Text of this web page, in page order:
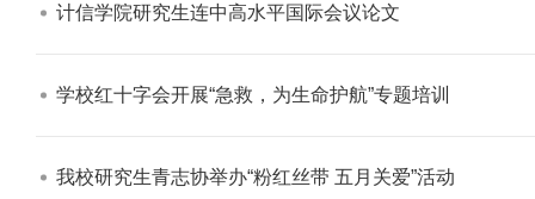
计信学院研究生连中高水平国际会议论文​
学校红十字会开展“急救，为生命护航”专题培训​
我校研究生青志协举办“粉红丝带 五月关爱”活动​